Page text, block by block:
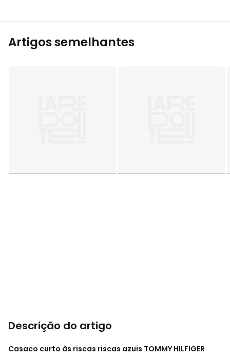
Artigos semelhantes
Descrição do artigo
Casaco curto às riscas riscas azuis TOMMY HILFIGER